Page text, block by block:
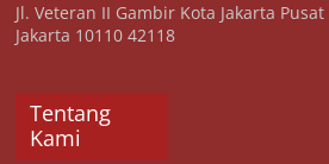
Jl. Veteran II Gambir Kota Jakarta
Jakarta 10110 42118
Tentang
Kami